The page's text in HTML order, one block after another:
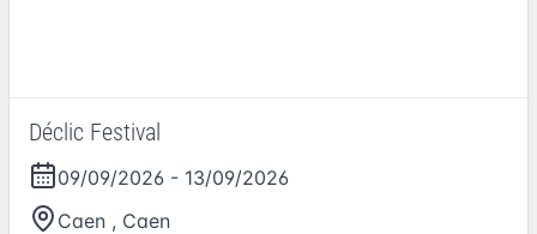
Déclic Festival
09/09/2026 - 13/09/2026
Caen , Caen